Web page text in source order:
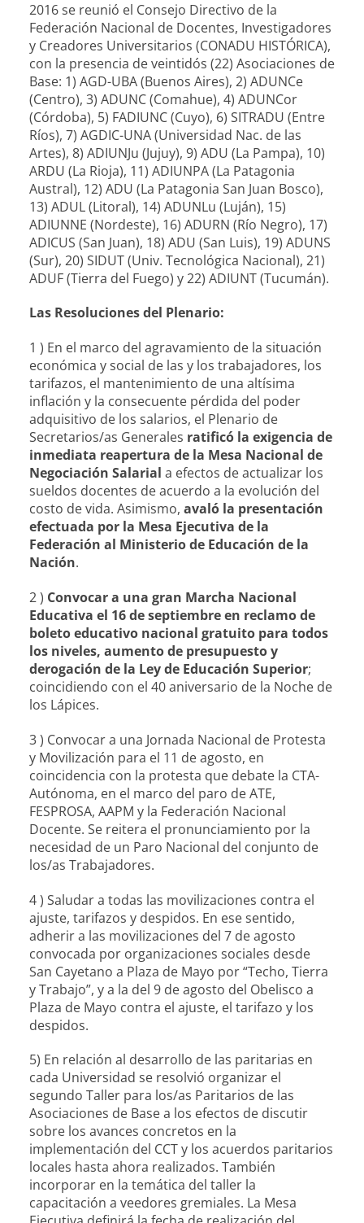
2016 se reunió el Consejo Directivo de la
Federación Nacional de Docentes, Investigadores
y Creadores Universitarios (CONADU HISTÓRICA),
con la presencia de veintidós (22) Asociaciones de
Base: 1) AGD-UBA (Buenos Aires), 2) ADUNCe
(Centro), 3) ADUNC (Comahue), 4) ADUNCor
(Córdoba), 5) FADIUNC (Cuyo), 6) SITRADU (Entre
Ríos), 7) AGDIC-UNA (Universidad Nac. de las
Artes), 8) ADIUNJu (Jujuy), 9) ADU (La Pampa), 10)
ARDU (La Rioja), 11) ADIUNPA (La Patagonia
Austral), 12) ADU (La Patagonia San Juan Bosco),
13) ADUL (Litoral), 14) ADUNLu (Luján), 15)
ADIUNNE (Nordeste), 16) ADURN (Río Negro), 17)
ADICUS (San Juan), 18) ADU (San Luis), 19) ADUNS
(Sur), 20) SIDUT (Univ. Tecnológica Nacional), 21)
ADUF (Tierra del Fuego) y 22) ADIUNT (Tucumán).
Las Resoluciones del Plenario:
1 ) En el marco del agravamiento de la situación
económica y social de las y los trabajadores, los
tarifazos, el mantenimiento de una altísima
inflación y la consecuente pérdida del poder
adquisitivo de los salarios, el Plenario de
Secretarios/as Generales ratificó la exigencia de
inmediata reapertura de la Mesa Nacional de
Negociación Salarial a efectos de actualizar los
sueldos docentes de acuerdo a la evolución del
costo de vida. Asimismo, avaló la presentación
efectuada por la Mesa Ejecutiva de la
Federación al Ministerio de Educación de la
Nación.
2 ) Convocar a una gran Marcha Nacional
Educativa el 16 de septiembre en reclamo de
boleto educativo nacional gratuito para todos
los niveles, aumento de presupuesto y
derogación de la Ley de Educación Superior;
coincidiendo con el 40 aniversario de la Noche de
los Lápices.
3 ) Convocar a una Jornada Nacional de Protesta
y Movilización para el 11 de agosto, en
coincidencia con la protesta que debate la CTA-
Autónoma, en el marco del paro de ATE,
FESPROSA, AAPM y la Federación Nacional
Docente. Se reitera el pronunciamiento por la
necesidad de un Paro Nacional del conjunto de
los/as Trabajadores.
4 ) Saludar a todas las movilizaciones contra el
ajuste, tarifazos y despidos. En ese sentido,
adherir a las movilizaciones del 7 de agosto
convocada por organizaciones sociales desde
San Cayetano a Plaza de Mayo por “Techo, Tierra
y Trabajo”, y a la del 9 de agosto del Obelisco a
Plaza de Mayo contra el ajuste, el tarifazo y los
despidos.
5) En relación al desarrollo de las paritarias en
cada Universidad se resolvió organizar el
segundo Taller para los/as Paritarios de las
Asociaciones de Base a los efectos de discutir
sobre los avances concretos en la
implementación del CCT y los acuerdos paritarios
locales hasta ahora realizados. También
incorporar en la temática del taller la
capacitación a veedores gremiales. La Mesa